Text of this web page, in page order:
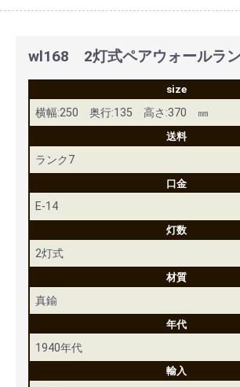
wl168 2灯式ペアウォールラ
size
横幅:250 奥行:135 高さ:370 ㎜
送料
ランク7
口金
E-14
灯数
2灯式
材質
真鍮
年代
1940年代
輸入